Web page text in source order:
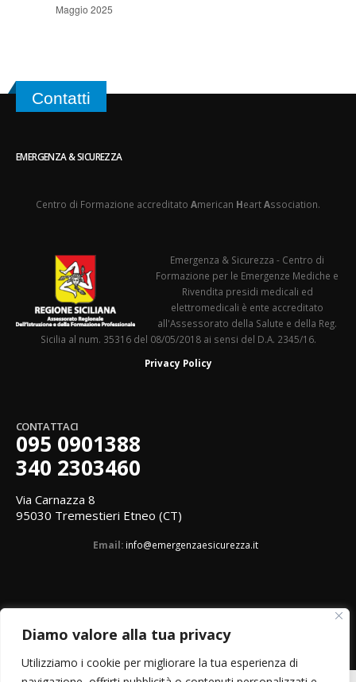
Diamo valore alla tua privacy
Utilizziamo i cookie per migliorare la tua esperienza di
Maggio 2025
Contatti
EMERGENZA & SICUREZZA
Centro di Formazione accreditato American HeartAssociation.
Emergenza & Sicurezza - Centro di
Formazione per le Emergenze Mediche e
Rivendita presidi medicali ed
elettromedicali è ente accreditato
all'Assessorato della Salute e della Reg.
Sicilia al num. 35316 del 08/05/2018 ai sensi del D.A. 2345/16.
Privacy Policy
CONTATTACI
095 0901388
340 2303460
Via Carnazza 8
95030 Tremestieri Etneo (CT)
Email: info@emergenzaesicurezza.it